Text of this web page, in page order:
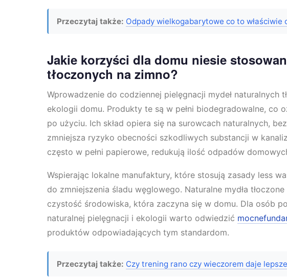
Przeczytaj także: Odpady wielkogabarytowe co to właściwie
Jakie korzyści dla domu niesie
tłoczonych na zimno?
Wprowadzenie do codziennej pielęgnacji mydeł
ekologii domu. Produkty te są w pełni biodegradowalne, co
po użyciu. Ich skład opiera się na surowcach naturalnych,
zmniejsza ryzyko obecności szkodliwych substancji w
często w pełni papierowe, redukują ilość odpadów
Wspierając lokalne manufaktury, które stosują zasady less
do zmniejszenia śladu węglowego. Naturalne mydła
czystość środowiska, która zaczyna się w domu. Dla osób
naturalnej pielęgnacji i ekologii warto odwiedzić
produktów odpowiadających tym standardom.
Przeczytaj także: Czy trening rano czy wieczorem daje